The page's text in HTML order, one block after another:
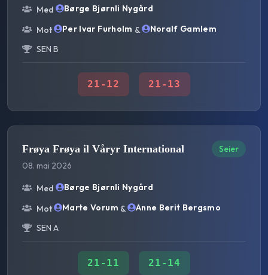
Med
Børge Bjørnli Nygård
Mot
Per Ivar Furholm &
Noralf Gamlem
SEN B
21 -12 21 -13
Frøya Frøya il Våryr International
08. mai 2026
Seier
Med
Børge Bjørnli Nygård
Mot
Marte Vorum &
Anne Berit Bergsmo
SEN A
21 -11 21 -14